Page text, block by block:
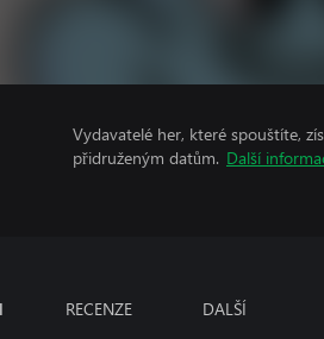
Vydavatelé her, které spouštíte,
přidruženým datům. Další
RECENZE DALŠÍ